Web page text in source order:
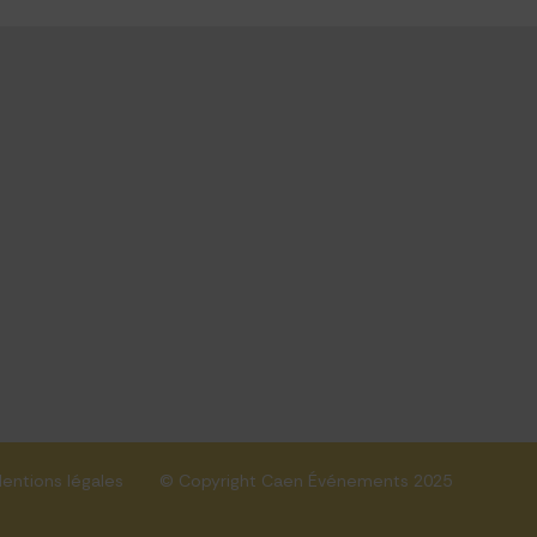
légales © Copyright Caen Événements 2025